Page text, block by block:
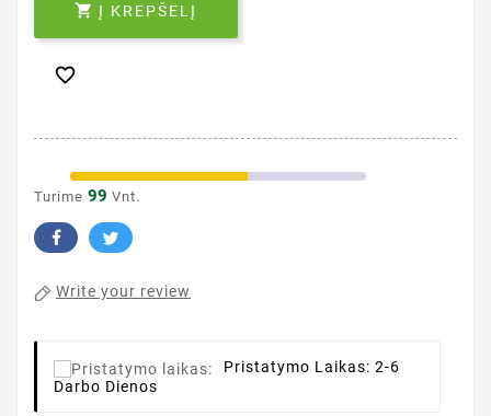
 Į KREPŠELĮ

Turime 99 Vnt.
Write your review
Pristatymo Laikas: 2-6
Darbo Dienos